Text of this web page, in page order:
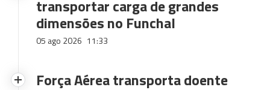
transportar carga de grandes
dimensões no Funchal
05 ago 2026 11:33
Força Aérea transporta doente